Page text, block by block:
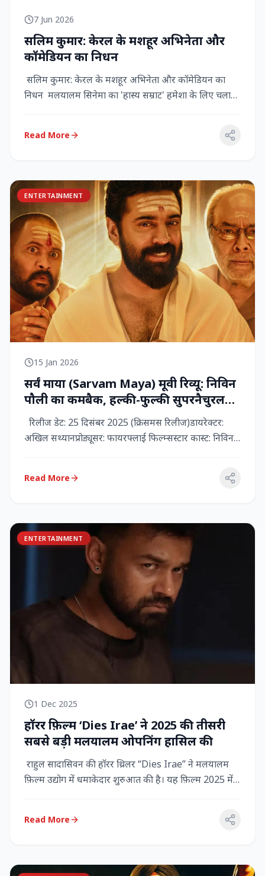
7 Jun 2026
सलिम कुमार: केरल के मशहूर अभिनेता और
कॉमेडियन का निधन
सलिम कुमार: केरल के मशहूर अभिनेता और कॉमेडियन का
निधन मलयालम सिनेमा का 'हास्य सम्राट' हमेशा के लिए चला
Read More
ENTERTAINMENT
15 Jan 2026
सर्वं माया (Sarvam Maya) मूवी रिव्यू: निविन
पौली का कमबैक, हल्की-फुल्की सुपरनैचुरल
कॉमेडी जो दिल को छू जाती है
रिलीज डेट: 25 दिसंबर 2025 (क्रिसमस रिलीज)डायरेक्टर:
अखिल सथ्यानप्रोड्यूसर: फायरफ्लाई फिल्म्सस्टार कास्ट: निविन
Read More
ENTERTAINMENT
1 Dec 2025
हॉरर फ़िल्म ‘Dies Irae’ ने 2025 की तीसरी
सबसे बड़ी मलयालम ओपनिंग हासिल की
राहुल सादासिवन की हॉरर थ्रिलर “Dies Irae” ने मलयालम
फ़िल्म उद्योग में धमाकेदार शुरुआत की है। यह फ़िल्म 2025 में
Read More